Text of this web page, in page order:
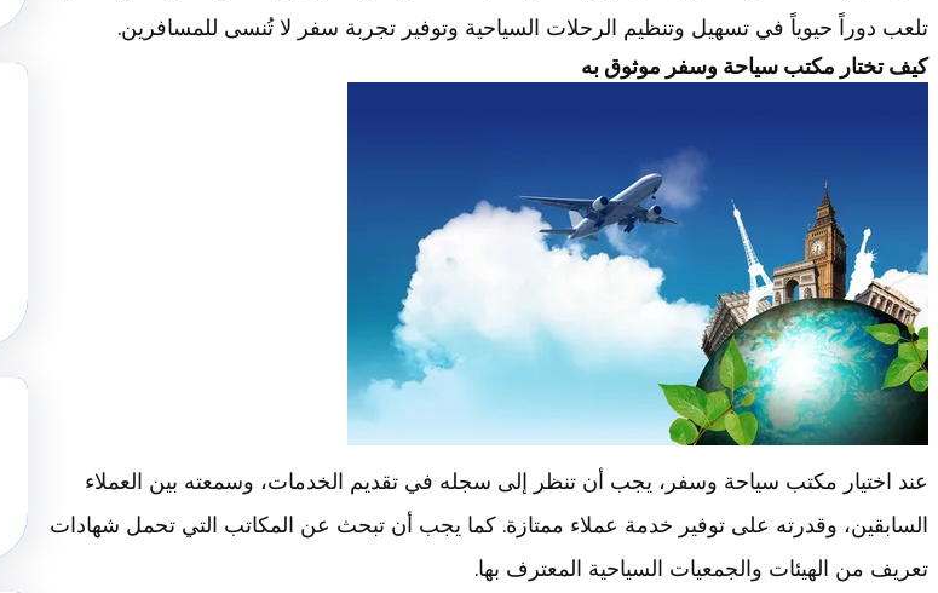
تلعب دوراً حيوياً في تسهيل وتنظيم الرحلات السياحية وتوفير تجربة سفر لا تُنسى للمسافرين.
كيف تختار مكتب سياحة وسفر موثوق به
عند اختيار مكتب سياحة وسفر، يجب أن تنظر إلى سجله في تقديم الخدمات، وسمعته بين العملاء
السابقين، وقدرته على توفير خدمة عملاء ممتازة. كما يجب أن تبحث عن المكاتب التي تحمل شهادات
تعريف من الهيئات والجمعيات السياحية المعترف بها.